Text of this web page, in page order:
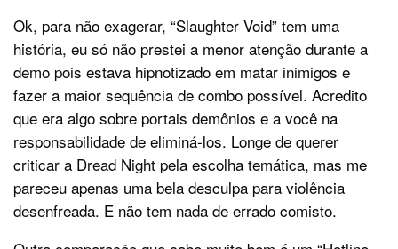
Ok, para não exagerar, “Slaughter Void” tem uma
história, eu só não prestei a menor atenção durante a
demo pois estava hipnotizado em matar inimigos e
fazer a maior sequência de combo possível. Acredito
que era algo sobre portais demônios e a você na
responsabilidade de eliminá-los. Longe de querer
criticar a Dread Night pela escolha temática, mas me
pareceu apenas uma bela desculpa para violência
desenfreada. E não tem nada de errado comisto.